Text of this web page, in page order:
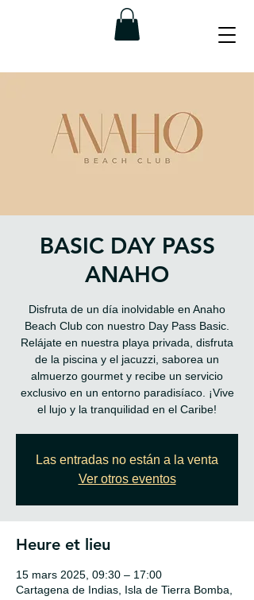
BASIC DAY PASS
ANAHO
Disfruta de un día inolvidable en Anaho
Beach Club con nuestro Day Pass Basic.
Relájate en nuestra playa privada, disfruta
de la piscina y el jacuzzi, saborea un
almuerzo gourmet y recibe un servicio
exclusivo en un entorno paradisíaco. ¡Vive
el lujo y la tranquilidad en el Caribe!
Las entradas no están a la venta
Ver otros eventos
Heure et lieu
15 mars 2025, 09:30 – 17:00
Cartagena de Indias, Isla de Tierra Bomba,